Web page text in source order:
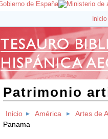
Inicio
Patrimonio
Inicio América Artes de
Panama